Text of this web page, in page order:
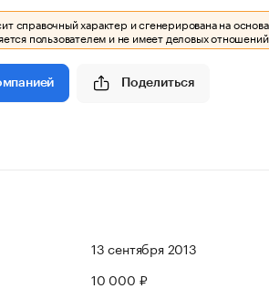
справочный характер и сгенерирована на
пользователем и не имеет деловых
Поделиться
13 сентября 2013
10 000 ₽